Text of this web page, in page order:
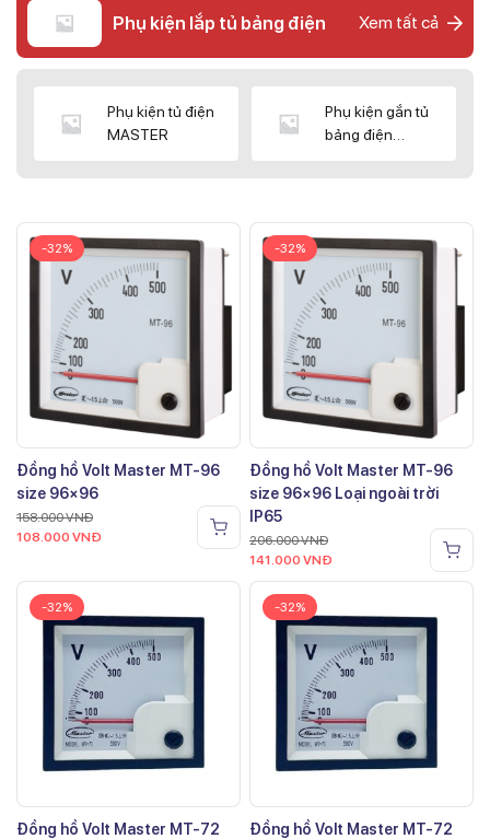
Phụ kiện lắp tủ bảng điện Xem tất cả
Phụ kiện tủ điện
MASTER
Phụ kiện gắn tủ
bảng điện
-32%
Đồng hồ Volt Master MT-96
size 96×96
158.000VNĐ
108.000 VNĐ
-32%
Đồng hồ Volt Master MT-96
size 96×96 Loại ngoài trời
IP65
206.000VNĐ
141.000 VNĐ
-32%
Đồng hồ Volt Master MT-72
-32%
Đồng hồ Volt Master MT-72